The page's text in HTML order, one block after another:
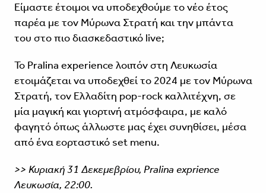
Eίμαστε έτοιμοι να υποδεχθούμε το νέο έτος
παρέα με τον Μύρωνα Στρατή και την μπάντα
του στο πιο διασκεδαστικό live;
Το Pralina experience λοιπόν στη Λευκωσία
ετοιμάζεται να υποδεχθεί το 2024 με τον Μύρωνα
Στρατή, τον Ελλαδίτη pop-rock καλλιτέχνη, σε
μία μαγική και γιορτινή ατμόσφαιρα, με καλό
φαγητό όπως άλλωστε μας έχει συνηθίσει, μέσα
από ένα εορταστικό set menu.
>> Κυριακή 31 Δεκεμεβρίου, Pralina exprience
Λευκωσία, 22:00.